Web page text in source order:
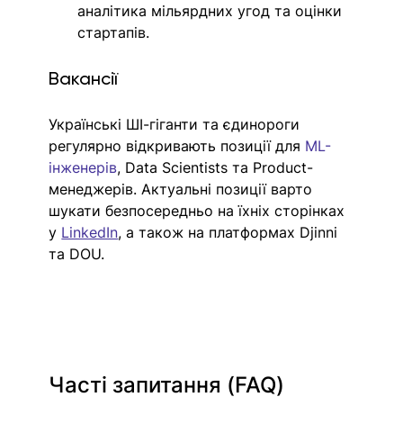
аналітика мільярдних угод та оцінки
стартапів.
Вакансії
Українські ШІ-гіганти та єдинороги
регулярно відкривають позиції для ML-
інженерів, Data Scientists та Product-
менеджерів. Актуальні позиції варто
шукати безпосередньо на їхніх сторінках
у LinkedIn, а також на платформах Djinni
та DOU.
Часті запитання (FAQ)